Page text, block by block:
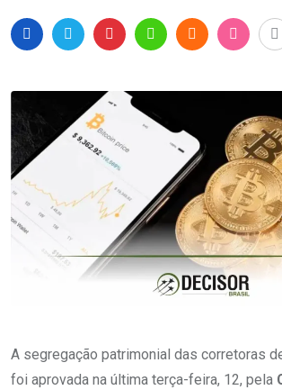
A segregação patrimonial das corretoras
foi aprovada na última terça-feira, 12, pela